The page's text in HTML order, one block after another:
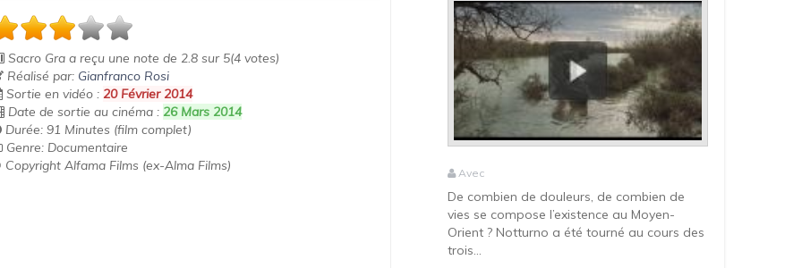
Sacro Gra a reçu une note de 2.8 sur 5(4 votes)
Réalisé par: Gianfranco Rosi
Sortie en vidéo : 20 Février 2014
Date de sortie au cinéma : 26 Mars 2014
Durée: 91 Minutes (film complet)
Genre: Documentaire
Alfama Films (ex-Alma Films)
Avec
De combien de douleurs, de combien de
vies se compose l’existence au Moyen-
Orient ? Notturno a été tourné au cours des
trois...